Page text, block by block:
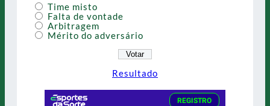
Time misto
Falta de vontade
Arbitragem
Mérito do adversário
Resultado